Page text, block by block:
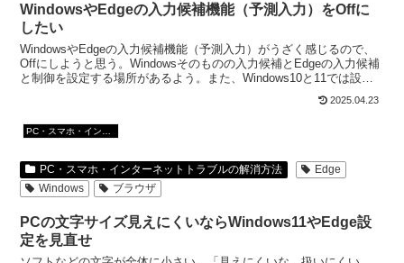
WindowsやEdgeの入力候補機能（予測入力）をOffに
したい
WindowsやEdgeの入力候補機能（予測入力）がうざく感じるので、
Offにしようと思う。Windowsそのものの入力候補とEdgeの入力候補
と制御を設定する場所があるよう。また、Windows10と11では設定
2025.04.23
PC・スマホ・インターネットトラブルの解消方法
PC・スマホ・インターネットトラブルの解消方法
Edge
Windows
ブラウザ
PCの文字サイズ見えにくいならWindows11やEdge設
定を見直せ